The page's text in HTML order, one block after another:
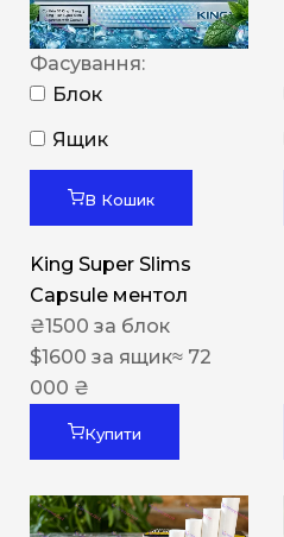
Фасування:
Блок
Ящик
В Кошик
King Super Slims
Capsule ментол
₴1500 за блок
$1600 за ящик≈ 72
000 ₴
Купити